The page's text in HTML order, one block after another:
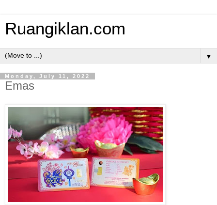
Ruangiklan.com
▼
Monday, July 11, 2022
Emas